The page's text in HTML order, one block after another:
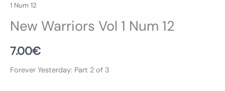
1 Num 12
New Warriors Vol 1 Num 12
7.00€
Forever Yesterday: Part 2 of 3